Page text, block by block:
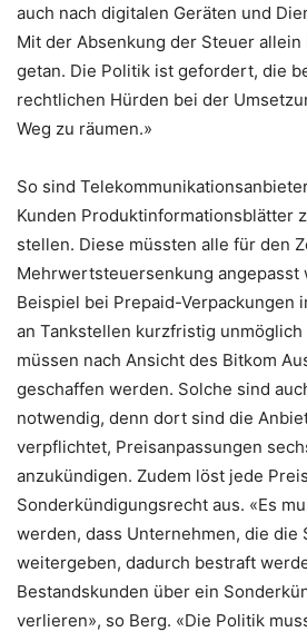
auch nach digitalen Geräten und
Mit der Absenkung der Steuer
getan. Die Politik ist gefordert, die
rechtlichen Hürden bei der
Weg zu räumen.»
So sind
Kunden Produktinformationsblätter
stellen. Diese müssten alle für den
Mehrwertsteuersenkung angepasst
Beispiel bei Prepaid-Verpackungen
an Tankstellen kurzfristig
müssen nach Ansicht des Bitkom
geschaffen werden. Solche sind
notwendig, denn dort sind die
verpflichtet, Preisanpassungen
anzukündigen. Zudem löst jede
Sonderkündigungsrecht aus. «Es
werden, dass Unternehmen, die die
weitergeben, dadurch bestraft
Bestandskunden über ein
verlieren», so Berg. «Die Politik